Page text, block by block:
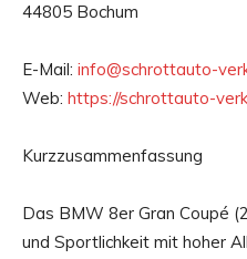
44805 Bochum
E-Mail: info@schrottauto-
Web: https://schrottauto-
Kurzzusammenfassung
Das BMW 8er Gran Coupé
und Sportlichkeit mit hoher